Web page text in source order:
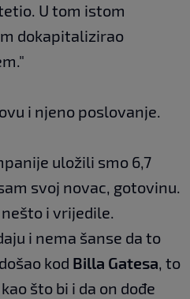
U tom istom
dokapitalizirao
i njeno poslovanje.
uložili smo 6,7
svoj novac, gotovinu.
i vrijedile.
i nema šanse da to
kod Billa Gatesa, to
što bi i da on dođe